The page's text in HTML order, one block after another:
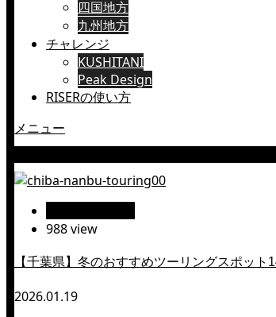
四国地方
九州地方
チャレンジ
KUSHITANI
Peak Design
RISERの使い方
メニュー
988 view
【千葉県】冬のおすすめツーリングスポッ
2026.01.19